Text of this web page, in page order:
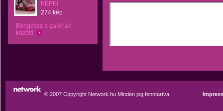
KÉPEI
274 kép
Böngéssz a galériák
között!
© 2007 Copyright Network.hu Minden jog fenntartva.